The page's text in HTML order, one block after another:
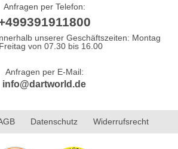
Anfragen per Telefon:
unserer Geschäftszeiten: Montag
von 07.30 bis 16.00
Anfragen per E-Mail:
info@dartworld.de
Datenschutz Widerrufsrecht